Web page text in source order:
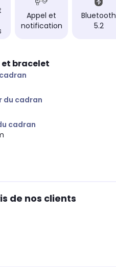
Appel et
notification
Bluetooth
5.2
bracelet
du cadran
cadran
de nos clients